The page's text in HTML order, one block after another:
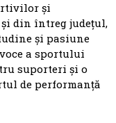
și
din întreg județul,
și pasiune
a sportului
suporteri și o
de performanță